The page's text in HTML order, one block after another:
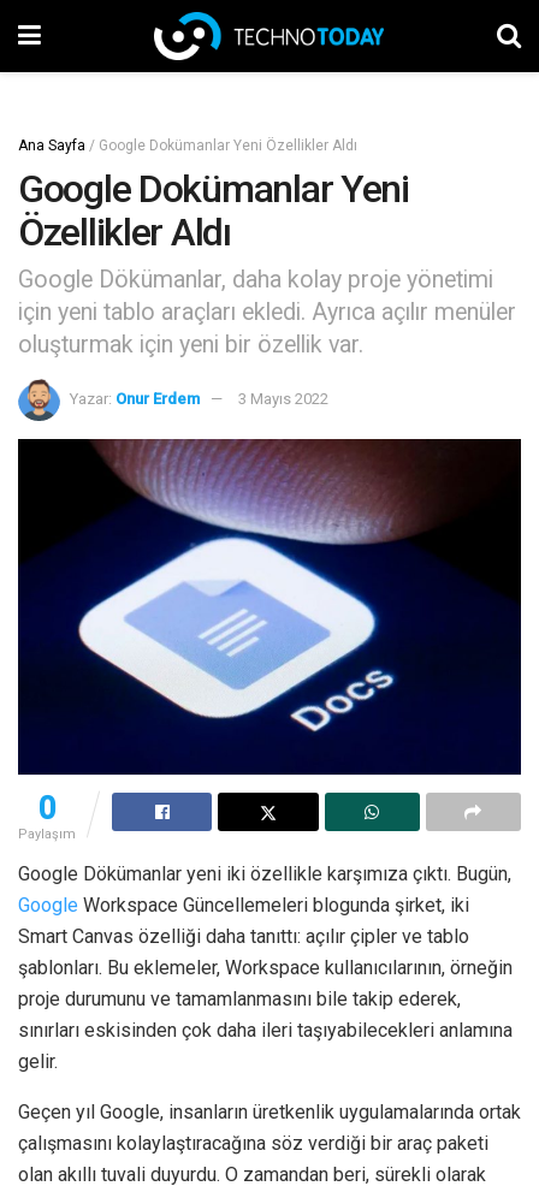
Ana Sayfa / Google Dokümanlar Yeni Özellikler Aldı
Google Dokümanlar Yeni
Özellikler Aldı
Google Dökümanlar, daha kolay proje yönetimi
için yeni tablo araçları ekledi. Ayrıca açılır menüler
oluşturmak için yeni bir özellik var.
Yazar: Onur Erdem 3 Mayıs 2022
0
Paylaşım
Google Dökümanlar yeni iki özellikle karşımıza çıktı. Bugün,
Google Workspace Güncellemeleri blogunda şirket, iki
Smart Canvas özelliği daha tanıttı: açılır çipler ve tablo
şablonları. Bu eklemeler, Workspace kullanıcılarının, örneğin
proje durumunu ve tamamlanmasını bile takip ederek,
sınırları eskisinden çok daha ileri taşıyabilecekleri anlamına
gelir.
Geçen yıl Google, insanların üretkenlik uygulamalarında ortak
çalışmasını kolaylaştıracağına söz verdiği bir araç paketi
olan akıllı tuvali duyurdu. O zamandan beri, sürekli olarak